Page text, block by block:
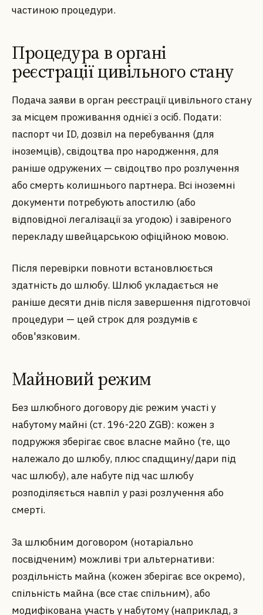
частиною процедури.
Процедура в органі
реєстрації цивільного стану
Подача заяви в орган реєстрації цивільного стану
за місцем проживання однієї з осіб. Подати:
паспорт чи ID, дозвіл на перебування (для
іноземців), свідоцтва про народження, для
раніше одружених — свідоцтво про розлучення
або смерть колишнього партнера. Всі іноземні
документи потребують апостилю (або
відповідної легалізації за угодою) і завіреного
перекладу швейцарською офіційною мовою.
Після перевірки повноти встановлюється
здатність до шлюбу. Шлюб укладається не
раніше десяти днів після завершення підготовчої
процедури — цей строк для роздумів є
обов'язковим.
Майновий режим
Без шлюбного договору діє режим участі у
набутому майні (ст. 196-220 ZGB): кожен з
подружжя зберігає своє власне майно (те, що
належало до шлюбу, плюс спадщину/дари під
час шлюбу), але набуте під час шлюбу
розподіляється навпіл у разі розлучення або
смерті.
За шлюбним договором (нотаріально
посвідченим) можливі три альтернативи:
роздільність майна (кожен зберігає все окремо),
спільність майна (все стає спільним), або
модифікована участь у набутому (наприклад, з